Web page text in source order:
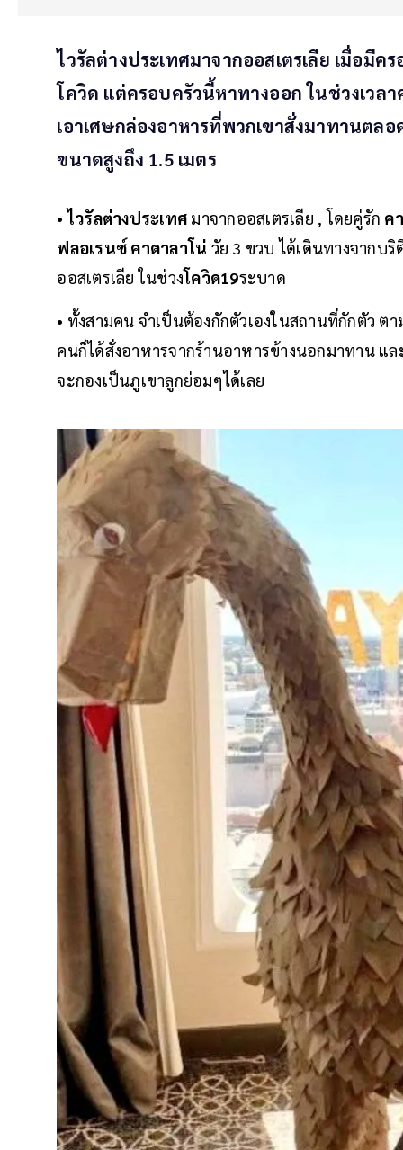
ไวรัลต่างประเทศมาจากออสเตรเลีย เมื่อมี
โควิด แต่ครอบครัวนี้หาทางออก ในช่วงเวล
เอาเศษกล่องอาหารที่พวกเขาสั่งมาทานตล
ขนาดสูงถึง 1.5 เมตร
•ไวรัลต่างประเทศ มาจากออสเตรเลีย , โดยคู่รัก ค
ฟลอเรนซ์ คาตาลาโน่ วัย 3 ขวบ ได้เดินทางจากบ
ออสเตรเลีย ในช่วงโควิด19ระบาด
• ทั้งสามคน จำเป็นต้องกักตัวเองในสถานที่กักตัว ต
คนก็ได้สั่งอาหารจากร้านอาหารข้างนอกมาทาน แ
จะกองเป็นภูเขาลูกย่อมๆได้เลย